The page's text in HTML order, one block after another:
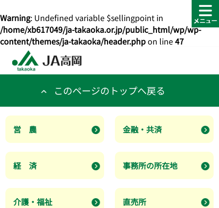
Warning: Undefined variable $sellingpoint in
/home/xb617049/ja-takaoka.or.jp/public_html/wp/wp-
content/themes/ja-takaoka/header.phpon line47
このページのトップへ戻る
営 農
経 済
介護・福祉
金融・共済
事務所の所在地
直売所